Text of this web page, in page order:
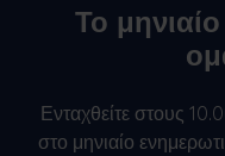
Το
Ενταχθείτε στους
στο μηνιαίο